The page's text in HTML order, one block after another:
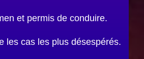
et permis de conduire.
les cas les plus désespérés.